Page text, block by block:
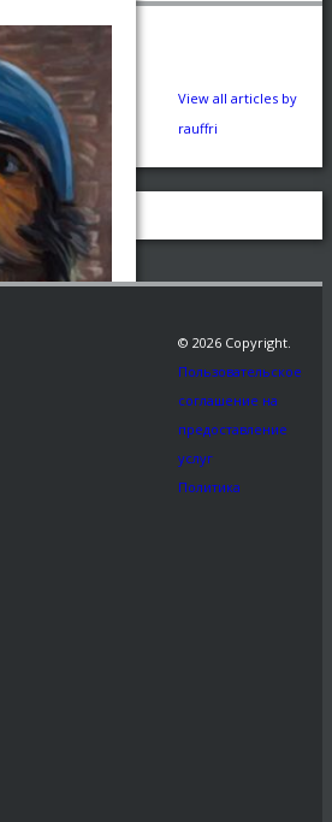
View all articles by
rauffri
© 2026 Copyright.
Пользовательское
соглашение на
предоставление
услуг
Политика